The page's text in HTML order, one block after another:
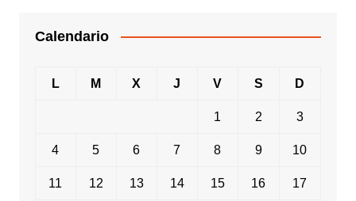
Calendario
L M X J V S D
1 2 3
4 5 6 7 8 9 10
11 12 13 14 15 16 17